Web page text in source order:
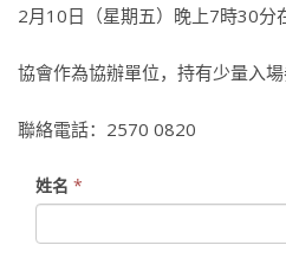
2月10日（星期五）晚上7時30分
協會作為協辦單位，持有少量入場
聯絡電話：2570 0820
姓名 *